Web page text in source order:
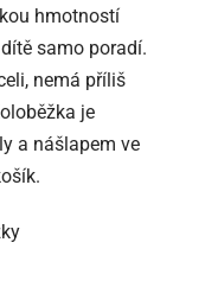
hmotností
samo poradí.
nemá příliš
je
a nášlapem ve